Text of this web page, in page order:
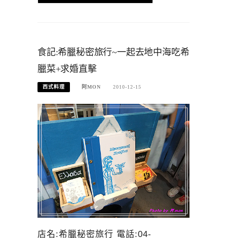
食記:希臘秘密旅行~一起去地中海吃希
臘菜+求婚直擊
西式料理 阿MON 2010-12-15
店名:希臘秘密旅行 電話:04-